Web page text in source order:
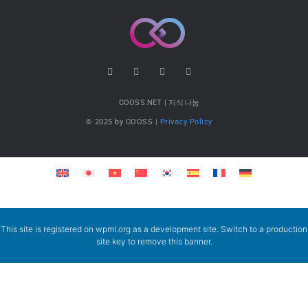
COOSS.NET | 지식나눔
© 2025 by COOSS | Privacy Policy
This site is registered on wpml.org as a development site. Switch to a production
site key to remove this banner.